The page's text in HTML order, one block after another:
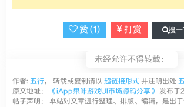
赞 (1 ) 打赏 搜一
未经允许不得转载：
作者: 五行， 转载或复制请以 超链接形式 并注明出处
原文地址：
《iApp果咔游戏UI市场源码分享》 发布于
帖子声明： 本站对文章进行整理、排版、编辑，是出